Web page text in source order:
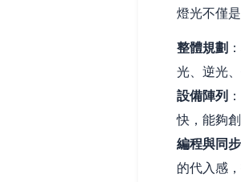
燈光不僅
整體規劃
光、逆光
設備陣列
快，能夠
編程與同步
的代入感